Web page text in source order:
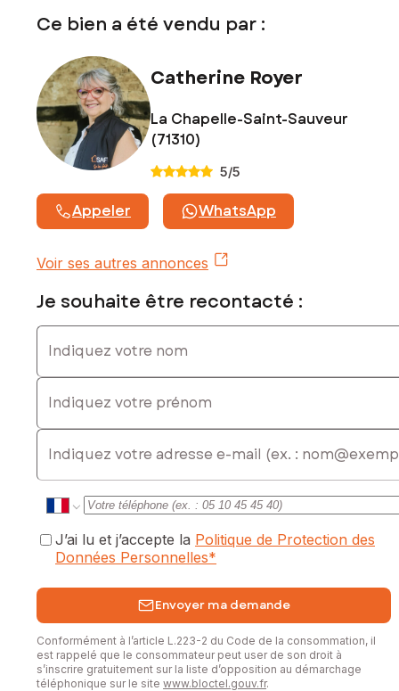
Ce bien a été vendu par :
Catherine Royer
La Chapelle-Saint-Sauveur
(71310)
5/5
Appeler WhatsApp
Voir ses autres annonces
Je souhaite être recontacté :
Indiquez votre nom
Indiquez votre prénom
E-mail
J’ai lu et j’accepte la Politique de Protection des
Données Personnelles*
Envoyer ma demande
Conformément à l’article L.223-2 du Code de la consommation, il
est rappelé que le consommateur peut user de son droit à
s’inscrire gratuitement sur la liste d’opposition au démarchage
téléphonique sur le site www.bloctel.gouv.fr.